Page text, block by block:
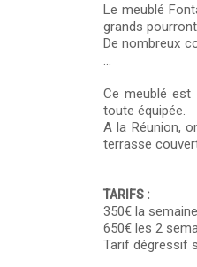
Le meublé
grands
De nombreux
...
Ce meublé est
toute équipée.
A la Réunion,
terrasse
TARIFS :
350€ la semaine
650€ les 2
Tarif dégressif